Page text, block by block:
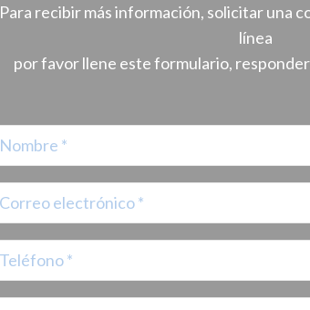
Para recibir más información, solicitar una
línea
por favor llene este formulario,